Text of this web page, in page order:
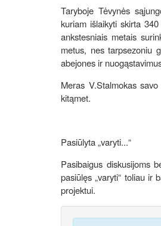
Taryboje Tėvynės
kuriam išlaikyti skirta
ankstesniais metais
metus, nes tarpsezoniu
abejones ir
Meras V.Stalmokas
kitąmet.
Pasiūlyta „varyti...“
Pasibaigus diskusijoms
pasiūlęs „varyti“ toliau ir
projektui.